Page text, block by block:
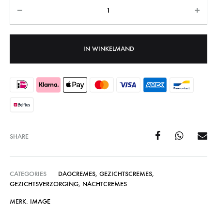
IN WINKELMAND
SHARE
CATEGORIES DAGCREMES, GEZICHTSCREMES,
GEZICHTSVERZORGING, NACHTCREMES
MERK: IMAGE